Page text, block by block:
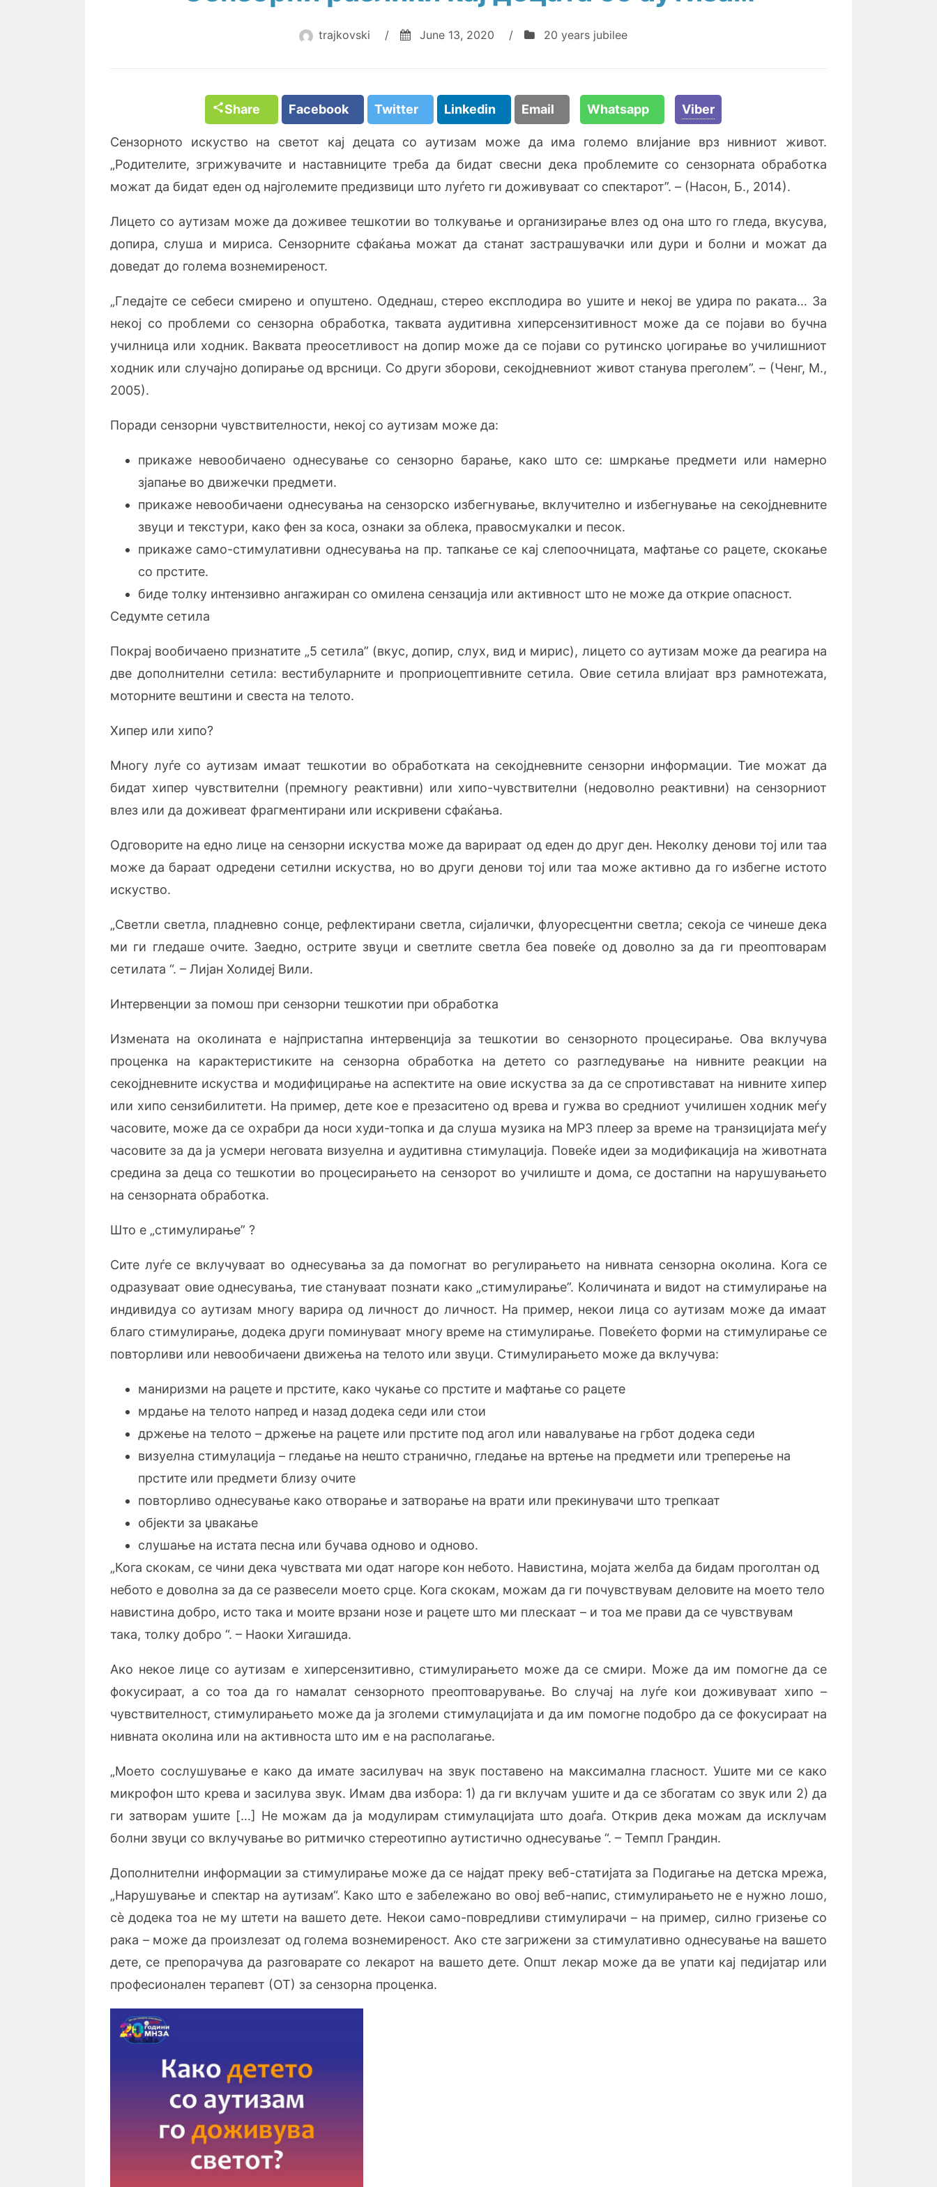
trajkovski / June 13, 2020 / 20 years jubilee
Share Facebook Twitter Linkedin Email Whatsapp Viber
Сензорното искуство на светот кај децата со аутизам може да има големо влијание врз нивниот живот.
„Родителите, згрижувачите и наставниците треба да бидат свесни дека проблемите со сензорната обработка
можат да бидат еден од најголемите предизвици што луѓето ги доживуваат со спектарот”. – (Насон, Б., 2014).
Лицето со аутизам може да доживее тешкотии во толкување и организирање влез од она што го гледа, вкусува,
допира, слуша и мириса. Сензорните сфаќања можат да станат застрашувачки или дури и болни и можат да
доведат до голема вознемиреност.
„Гледајте се себеси смирено и опуштено. Одеднаш, стерео експлодира во ушите и некој ве удира по раката… За
некој со проблеми со сензорна обработка, таквата аудитивна хиперсензитивност може да се појави во бучна
училница или ходник. Ваквата преосетливост на допир може да се појави со рутинско џогирање во училишниот
ходник или случајно допирање од врсници. Со други зборови, секојдневниот живот станува преголем”. – (Ченг, М.,
2005).
Поради сензорни чувствителности, некој со аутизам може да:
прикаже невообичаено однесување со сензорно барање, како што се: шмркање предмети или намерно
зјапање во движечки предмети.
прикаже невообичаени однесувања на сензорско избегнување, вклучително и избегнување на секојдневните
звуци и текстури, како фен за коса, ознаки за облека, правосмукалки и песок.
прикаже само-стимулативни однесувања на пр. тапкање се кај слепоочницата, мафтање со рацете, скокање
со прстите.
биде толку интензивно ангажиран со омилена сензација или активност што не може да открие опасност.
Седумте сетила
Покрај вообичаено признатите „5 сетила” (вкус, допир, слух, вид и мирис), лицето со аутизам може да реагира на
две дополнителни сетила: вестибуларните и проприоцептивните сетила. Овие сетила влијаат врз рамнотежата,
моторните вештини и свеста на телото.
Хипер или хипо?
Многу луѓе со аутизам имаат тешкотии во обработката на секојдневните сензорни информации. Тие можат да
бидат хипер чувствителни (премногу реактивни) или хипо-чувствителни (недоволно реактивни) на сензорниот
влез или да доживеат фрагментирани или искривени сфаќања.
Одговорите на едно лице на сензорни искуства може да варираат од еден до друг ден. Неколку денови тој или таа
може да бараат одредени сетилни искуства, но во други денови тој или таа може активно да го избегне истото
искуство.
„Светли светла, пладневно сонце, рефлектирани светла, сијалички, флуоресцентни светла; секоја се чинеше дека
ми ги гледаше очите. Заедно, острите звуци и светлите светла беа повеќе од доволно за да ги преоптоварам
сетилата “. – Лијан Холидеј Вили.
Интервенции за помош при сензорни тешкотии при обработка
Измената на околината е најпристапна интервенција за тешкотии во сензорното процесирање. Ова вклучува
проценка на карактеристиките на сензорна обработка на детето со разгледување на нивните реакции на
секојдневните искуства и модифицирање на аспектите на овие искуства за да се спротивстават на нивните хипер
или хипо сензибилитети. На пример, дете кое е презаситено од врева и гужва во средниот училишен ходник меѓу
часовите, може да се охрабри да носи худи-топка и да слуша музика на MP3 плеер за време на транзицијата меѓу
часовите за да ја усмери неговата визуелна и аудитивна стимулација. Повеќе идеи за модификација на животната
средина за деца со тешкотии во процесирањето на сензорот во училиште и дома, се достапни на нарушувањето
на сензорната обработка.
Што е „стимулирање” ?
Сите луѓе се вклучуваат во однесувања за да помогнат во регулирањето на нивната сензорна околина. Кога се
одразуваат овие однесувања, тие стануваат познати како „стимулирање”. Количината и видот на стимулирање на
индивидуа со аутизам многу варира од личност до личност. На пример, некои лица со аутизам може да имаат
благо стимулирање, додека други поминуваат многу време на стимулирање. Повеќето форми на стимулирање се
повторливи или невообичаени движења на телото или звуци. Стимулирањето може да вклучува:
маниризми на рацете и прстите, како чукање со прстите и мафтање со рацете
мрдање на телото напред и назад додека седи или стои
држење на телото – држење на рацете или прстите под агол или навалување на грбот додека седи
визуелна стимулација – гледање на нешто странично, гледање на вртење на предмети или треперење на
прстите или предмети близу очите
повторливо однесување како отворање и затворање на врати или прекинувачи што трепкаат
објекти за џвакање
слушање на истата песна или бучава одново и одново.
„Кога скокам, се чини дека чувствата ми одат нагоре кон небото. Навистина, мојата желба да бидам проголтан од
небото е доволна за да се развесели моето срце. Кога скокам, можам да ги почувствувам деловите на моето тело
навистина добро, исто така и моите врзани нозе и рацете што ми плескаат – и тоа ме прави да се чувствувам
така, толку добро “. – Наоки Хигашида.
Ако некое лице со аутизам е хиперсензитивно, стимулирањето може да се смири. Може да им помогне да се
фокусираат, а со тоа да го намалат сензорното преоптоварување. Во случај на луѓе кои доживуваат хипо –
чувствителност, стимулирањето може да ја зголеми стимулацијата и да им помогне подобро да се фокусираат на
нивната околина или на активноста што им е на располагање.
„Моето сослушување е како да имате засилувач на звук поставено на максимална гласност. Ушите ми се како
микрофон што крева и засилува звук. Имам два избора: 1) да ги вклучам ушите и да се збогатам со звук или 2) да
ги затворам ушите […] Не можам да ја модулирам стимулацијата што доаѓа. Открив дека можам да исклучам
болни звуци со вклучување во ритмичко стереотипно аутистично однесување “. – Темпл Грандин.
Дополнителни информации за стимулирање може да се најдат преку веб-статијата за Подигање на детска мрежа,
„Нарушување и спектар на аутизам“. Како што е забележано во овој веб-напис, стимулирањето не е нужно лошо,
сè додека тоа не му штети на вашето дете. Некои само-повредливи стимулирачи – на пример, силно гризење со
рака – може да произлезат од голема вознемиреност. Ако сте загрижени за стимулативно однесување на вашето
дете, се препорачува да разговарате со лекарот на вашето дете. Општ лекар може да ве упати кај педијатар или
професионален терапевт (ОТ) за сензорна проценка.